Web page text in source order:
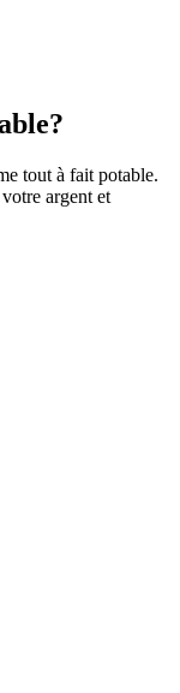
tout à fait potable.
argent et